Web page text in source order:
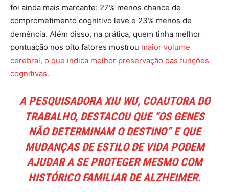
foi ainda mais marcante: 27% menos chance de
comprometimento cognitivo leve e 23% menos de
demência. Além disso, na prática, quem tinha melhor
pontuação nos oito fatores mostrou maior volume
cerebral, o que indica melhor preservação das funções
cognitivas.
A PESQUISADORA XIU WU, COAUTORA DO
TRABALHO, DESTACOU QUE “OS GENES
NÃO DETERMINAM O DESTINO” E QUE
MUDANÇAS DE ESTILO DE VIDA PODEM
AJUDAR A SE PROTEGER MESMO COM
HISTÓRICO FAMILIAR DE ALZHEIMER.